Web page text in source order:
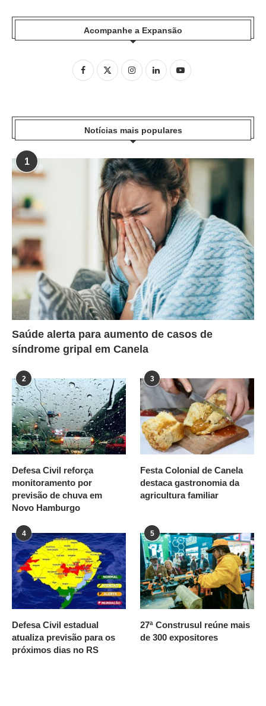
Acompanhe a Expansão
Notícias mais populares
1
Saúde alerta para aumento de casos de
síndrome gripal em Canela
2
Defesa Civil reforça
monitoramento por
previsão de chuva em
Novo Hamburgo
3
Festa Colonial de Canela
destaca gastronomia da
agricultura familiar
4
Defesa Civil estadual
atualiza previsão para os
próximos dias no RS
5
27ª Construsul reúne mais
de 300 expositores